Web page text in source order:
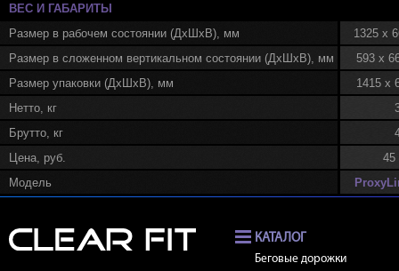
ВЕС И ГАБАРИТЫ
Размер в рабочем состоянии (ДхШхВ), мм
1325 x
Размер в сложенном вертикальном состоянии (ДхШхВ), мм
593 x
Размер упаковки (ДхШхВ), мм
1415 x
Нетто, кг
Брутто, кг
Цена, руб.
45
Модель
КАТАЛОГ
Беговые дорожки